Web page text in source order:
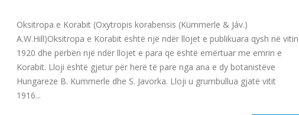
Oksitropa e Korabit (Oxytropis korabensis (Kümmerle & Jáv.)
A.W.Hill)Oksitropa e Korabit është një ndër llojet e publikuara qysh në vitin
1920 dhe përbën një ndër llojet e para që është emërtuar me emrin e
Korabit. Lloji është gjetur për herë të pare nga ana e dy botanistëve
Hungareze B. Kummerle dhe S. Javorka. Lloji u grumbullua gjatë vitit
1916...